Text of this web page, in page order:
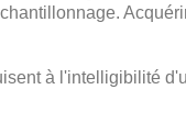
à l'intelligibilité